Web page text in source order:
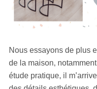
Nous essayons de plus
de la maison,
étude pratique, il